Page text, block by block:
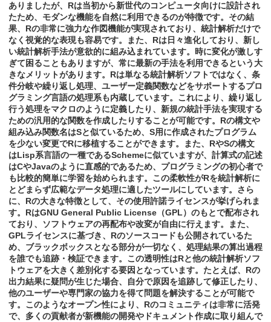
ありましたが、Rは当初から新世代のコンピュータ向けに設計され
たため、モダンな機能を自然に利用できるのが特徴です。その結
果、Rの非常に強力な作図機能が実現されており、統計解析だけで
なく視覚的な表現も容易です。また、Rは日々進化しており、新し
い統計解析手法が意欲的に組み込まれています。時に変化が激しす
ぎて困ることもありますが、常に最新の手法を利用できるという大
きなメリットがあります。Rは単なる統計解析ソフトではなく、条
件分岐や繰り返し処理、ユーザー定義関数などをサポートするプロ
グラミング言語の処理系も内蔵しています。これにより、繰り返し
行う処理をマクロのように定義したり、新規の統計手法を実現する
ための汎用的な関数を作成したりすることが可能です。Rの構文や
組み込み関数名はSと似ているため、S用に作成されたプログラム
を少ない変更でRに移植することができます。また、RやSの構文
はLisp系言語の一種であるSchemeに似ていますが、計算式の記述
はCやJavaのように直感的であるため、プログラミングの初心者で
も比較的簡単に学習を始められます。この柔軟性がRを統計解析に
とどまらず広範なデータ処理に適したツールにしています。さら
に、Rの大きな特徴として、その使用許諾ライセンスが挙げられま
す。RはGNU General Public License（GPL）のもとで配布され
ており、ソフトウェアの再配布や改変が自由に行えます。また、
GPLライセンスに基づき、Rのソースコードも公開されているた
め、ブラックボックスとなる部分が一切なく、処理結果の算出過程
を誰でも追跡・検証できます。この透明性はRと他の統計解析ソフ
トウェアを大きく差別化する要因となっています。たとえば、Rの
出力結果に疑問が生じた場合、自分で原因を追跡して修正したり、
他のユーザーや専門家の協力を得て問題を解決することが可能で
す。このようなオープン性により、Rのコミュニティは非常に活発
で、多くの貢献者が新機能の開発やドキュメント作成に取り組んで